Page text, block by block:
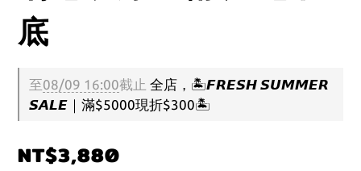
底
至08/09 16:00截止 全店，🏝️𝙁𝙍𝙀𝙎𝙃 𝙎𝙐𝙈𝙈𝙀𝙍
𝙎𝘼𝙇𝙀｜滿$5000現折$300🏝️
NT$3,880